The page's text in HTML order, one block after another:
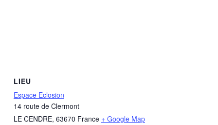
LIEU
Espace Eclosion
14 route de Clermont
LE CENDRE, 63670 France + Google Map